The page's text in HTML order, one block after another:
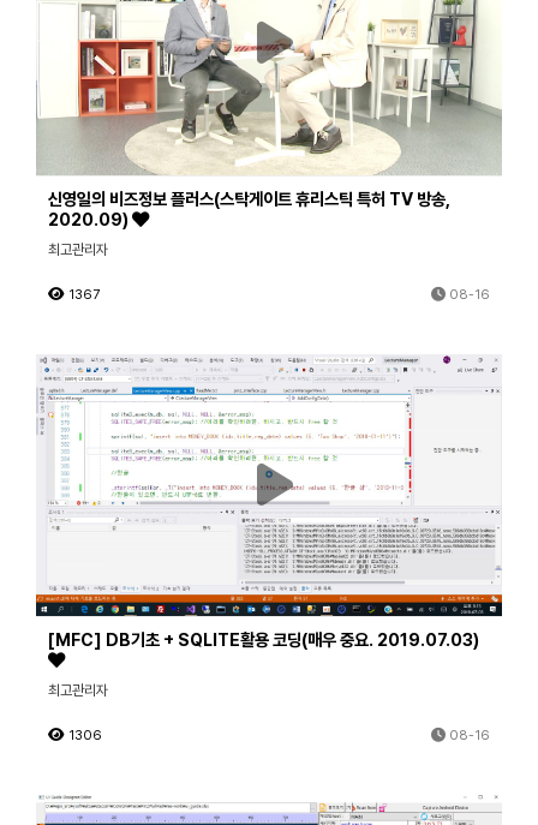
신영일의 비즈정보 플러스(스탁게이트 휴리스틱 특허 TV 방송,
2020.09)
최고관리자
1367 08-16
[MFC] DB기초 + SQLITE활용 코딩(매우 중요. 2019.07.03)
최고관리자
1306 08-16